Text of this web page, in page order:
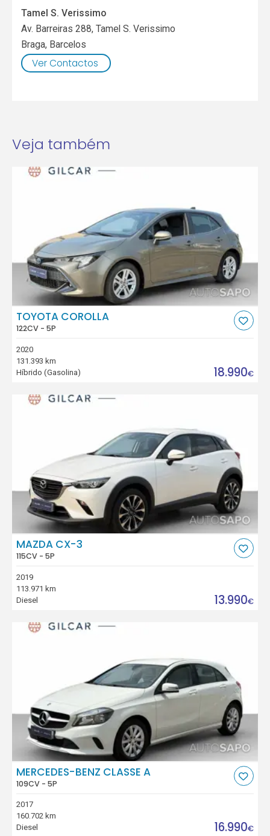
Tamel S. Verissimo
Av. Barreiras 288, Tamel S. Verissimo
Braga, Barcelos
Ver Contactos
Veja também
TOYOTA COROLLA
122CV - 5P
2020
131.393 km
Híbrido (Gasolina)
18.990€
MAZDA CX-3
115CV - 5P
2019
113.971 km
Diesel
13.990€
MERCEDES-BENZ CLASSE A
109CV - 5P
2017
160.702 km
Diesel
16.990€